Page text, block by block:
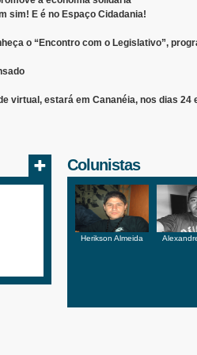
sim! E é no Espaço Cidadania!
o “Encontro com o Legislativo”,
virtual, estará em Cananéia, nos dias 24
Colunistas
Herikson Almeida